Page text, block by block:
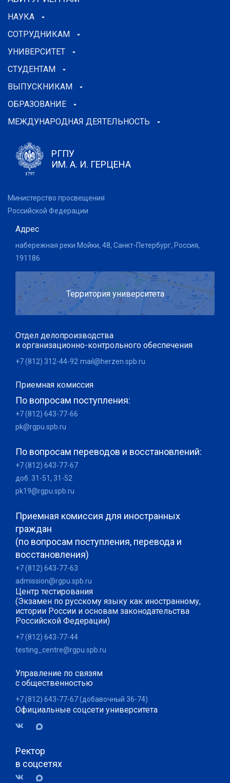
НАУКА
СОТРУДНИКАМ
УНИВЕРСИТЕТ
СТУДЕНТАМ
ВЫПУСКНИКАМ
ОБРАЗОВАНИЕ
МЕЖДУНАРОДНАЯ ДЕЯТЕЛЬНОСТЬ
РГПУ
ИМ. А. И. ГЕРЦЕНА
Министерство просвещения
Российской Федерации
Адрес
набережная реки Мойки, 48, Санкт-Петербург, Россия,
191186
Территория университета
Отдел делопроизводства
и организационно-контрольного обеспечения
+7 (812) 312-44-92 mail@herzen.spb.ru
Приемная комиссия
По вопросам поступления:
+7 (812) 643-77-66
pk@rgpu.spb.ru
По вопросам переводов и восстановлений:
+7 (812) 643-77-67
доб. 31-51, 31-52
pk19@rgpu.spb.ru
Приемная комиссия для иностранных
граждан
(по вопросам поступления, перевода и
восстановления)
+7 (812) 643-77-63
admission@rgpu.spb.ru
Центр тестирования
(Экзамен по русскому языку как иностранному,
истории России и основам законодательства
Российской Федерации)
+7 (812) 643-77-44
testing_centre@rgpu.spb.ru
Управление по связям
с общественностью
+7 (812) 643-77-67 (добавочный 36-74)
Официальные соцсети университета
Ректор
в соцсетях